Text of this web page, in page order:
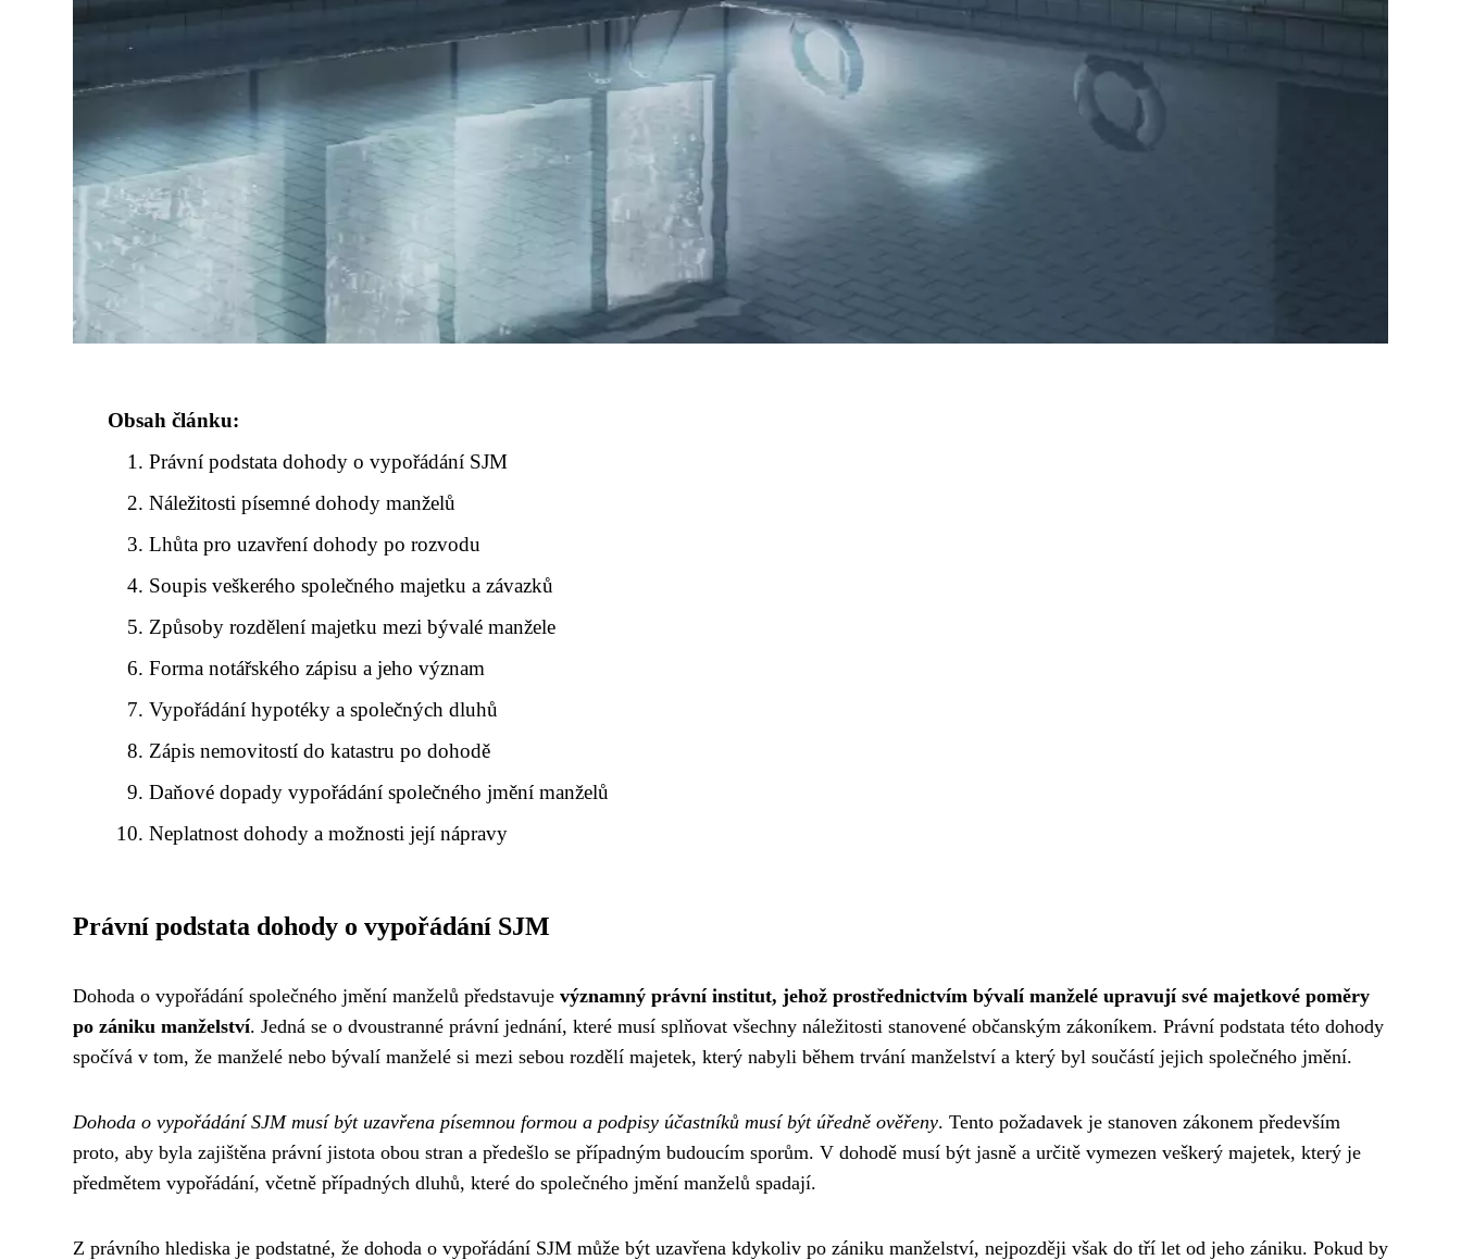
Obsah článku:
Právní podstata dohody o vypořádání SJM
Náležitosti písemné dohody manželů
Lhůta pro uzavření dohody po rozvodu
Soupis veškerého společného majetku a závazků
Způsoby rozdělení majetku mezi bývalé manžele
Forma notářského zápisu a jeho význam
Vypořádání hypotéky a společných dluhů
Zápis nemovitostí do katastru po dohodě
Daňové dopady vypořádání společného jmění manželů
Neplatnost dohody a možnosti její nápravy
Právní podstata dohody o vypořádání SJM
Dohoda o vypořádání společného jmění manželů představuje významný právní institut, jehož prostřednictvím bývalí manželé upravují své majetkové poměry
po zániku manželství. Jedná se o dvoustranné právní jednání, které musí splňovat všechny náležitosti stanovené občanským zákoníkem. Právní podstata této dohody
spočívá v tom, že manželé nebo bývalí manželé si mezi sebou rozdělí majetek, který nabyli během trvání manželství a který byl součástí jejich společného jmění.
Dohoda o vypořádání SJM musí být uzavřena písemnou formou a podpisy účastníků musí být úředně ověřeny. Tento požadavek je stanoven zákonem především
proto, aby byla zajištěna právní jistota obou stran a předešlo se případným budoucím sporům. V dohodě musí být jasně a určitě vymezen veškerý majetek, který je
předmětem vypořádání, včetně případných dluhů, které do společného jmění manželů spadají.
Z právního hlediska je podstatné, že dohoda o vypořádání SJM může být uzavřena kdykoliv po zániku manželství, nejpozději však do tří let od jeho zániku. Pokud by